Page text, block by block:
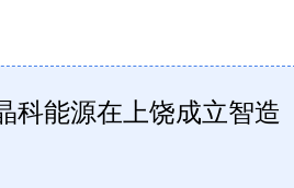
科能源在上饶成立智造